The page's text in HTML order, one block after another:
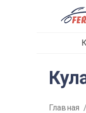
Главная /